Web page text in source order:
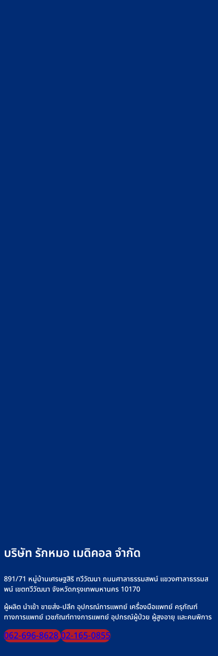
บริษัท รักหมอ เมดิคอล จำกัด
891/71 หมู่บ้านเศรษฐสิริ ทวีวัฒนา ถนนศาลาธรรมสพน์ แขวงศาลาธรรมส
พน์ เขตทวีวัฒนา จังหวัดกรุงเทพมหานคร 10170
ผู้ผลิต นำเข้า ขายส่ง-ปลีก อุปกรณ์การแพทย์ เครื่องมือแพทย์ ครุภัณฑ์
ทางการแพทย์ เวชภัณฑ์ทางการแพทย์ อุปกรณ์ผู้ป่วย ผู้สูงอายุ และคนพิการ
062-696-862802-165-0855